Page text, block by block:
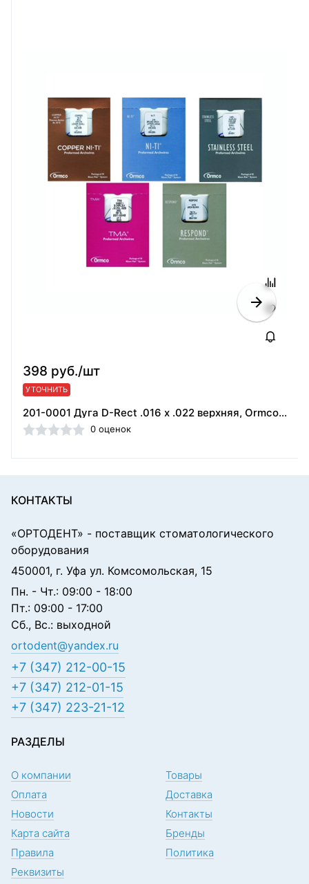
398 руб./шт
УТОЧНИТЬ
201-0001 Дуга D-Rect .016 х .022 верхняя, Ormco (США)
0 оценок
КОНТАКТЫ
«ОРТОДЕНТ» - поставщик стоматологического
оборудования
450001, г. Уфа ул. Комсомольская, 15
Пн. - Чт.: 09:00 - 18:00
Пт.: 09:00 - 17:00
Сб., Вс.: выходной
ortodent@yandex.ru
+7 (347) 212-00-15
+7 (347) 212-01-15
+7 (347) 223-21-12
РАЗДЕЛЫ
О компании
Товары
Оплата
Доставка
Новости
Контакты
Карта сайта
Бренды
Правила
Политика
Реквизиты